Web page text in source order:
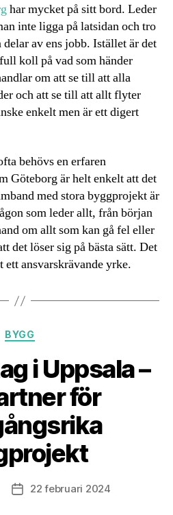
har mycket på sitt bord. Leder
inte ligga på latsidan och tro
delar av ens jobb. Istället är det
koll på vad som händer
om att se till att alla
och att se till att allt flyter
enkelt men är ett digert
behövs en erfaren
Göteborg är helt enkelt att det
med stora byggprojekt är
som leder allt, från början
om allt som kan gå fel eller
det löser sig på bästa sätt. Det
ansvarskrävande yrke.
Kategorier
BYGG
i Uppsala –
för
Inläggsdatum
22 februari 2024